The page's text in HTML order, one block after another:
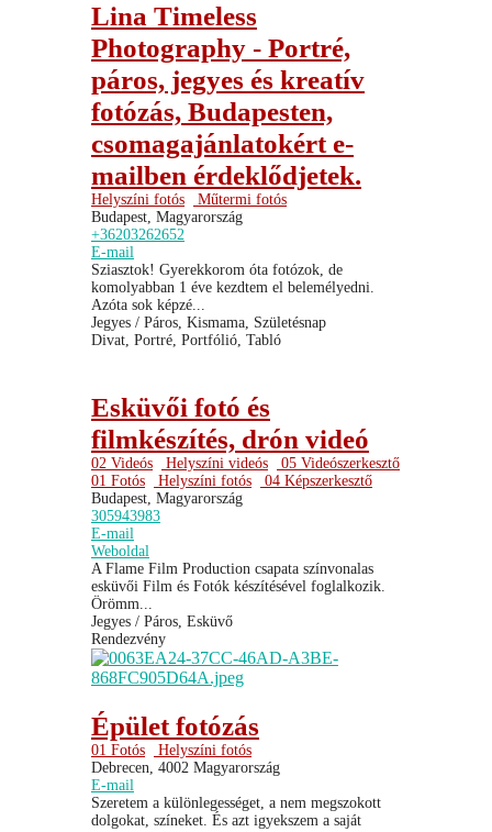
Lina Timeless
Photography - Portré,
páros, jegyes és kreatív
fotózás, Budapesten,
csomagajánlatokért e-
mailben érdeklődjetek.
Helyszíni fotós
Műtermi fotós
Budapest, Magyarország
+36203262652
E-mail
Sziasztok! Gyerekkorom óta fotózok, de
komolyabban 1 éve kezdtem el belemélyedni.
Azóta sok képzé...
Jegyes / Páros, Kismama, Születésnap
Divat, Portré, Portfólió, Tabló
Esküvői fotó és
filmkészítés, drón videó
02 Videós Helyszíni videós
05 Videószerkesztő
01 Fotós
Helyszíni fotós
04 Képszerkesztő
Budapest, Magyarország
305943983
E-mail
Weboldal
A Flame Film Production csapata színvonalas
esküvői Film és Fotók készítésével foglalkozik.
Örömm...
Jegyes / Páros, Esküvő
Rendezvény
Épület fotózás
01 Fotós
Helyszíni fotós
Debrecen, 4002 Magyarország
E-mail
Szeretem a különlegességet, a nem megszokott
dolgokat, színeket. És azt igyekszem a saját